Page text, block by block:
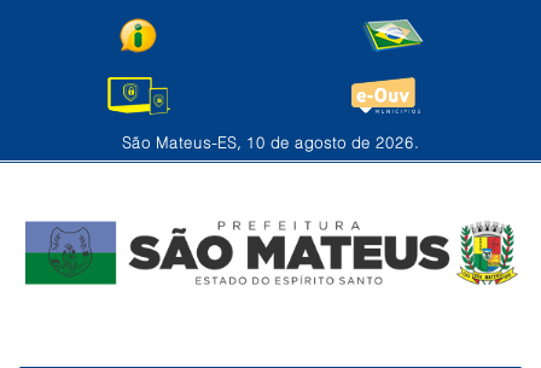
São Mateus-ES, 10 de agosto de 2026.